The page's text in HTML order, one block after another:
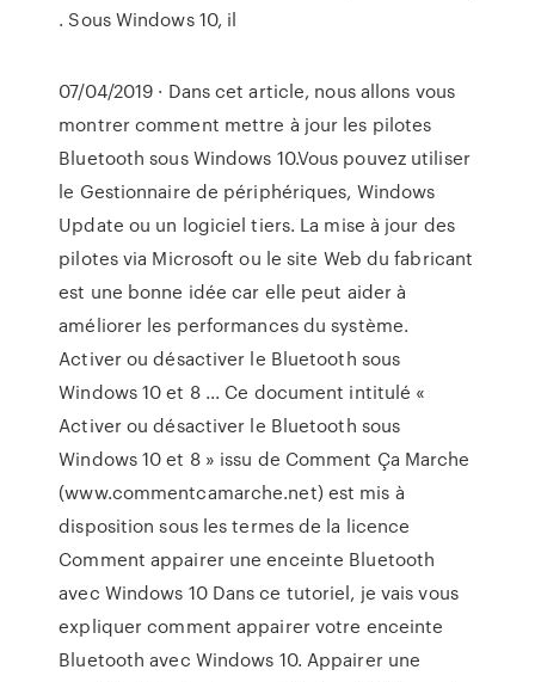
. Sous Windows 10, il
07/04/2019 · Dans cet article, nous allons vous
montrer comment mettre à jour les pilotes
Bluetooth sous Windows 10.Vous pouvez utiliser
le Gestionnaire de périphériques, Windows
Update ou un logiciel tiers. La mise à jour des
pilotes via Microsoft ou le site Web du fabricant
est une bonne idée car elle peut aider à
améliorer les performances du système.
Activer ou désactiver le Bluetooth sous
Windows 10 et 8 ... Ce document intitulé «
Activer ou désactiver le Bluetooth sous
Windows 10 et 8 » issu de Comment Ça Marche
(www.commentcamarche.net) est mis à
disposition sous les termes de la licence
Comment appairer une enceinte Bluetooth
avec Windows 10 Dans ce tutoriel, je vais vous
expliquer comment appairer votre enceinte
Bluetooth avec Windows 10. Appairer une